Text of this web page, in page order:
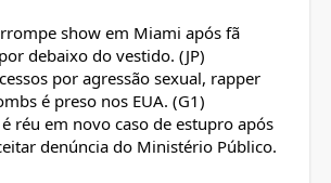
show em Miami após fã
debaixo do vestido. (JP)
por agressão sexual, rapper
é preso nos EUA. (G1)
réu em novo caso de estupro após
denúncia do Ministério Público.